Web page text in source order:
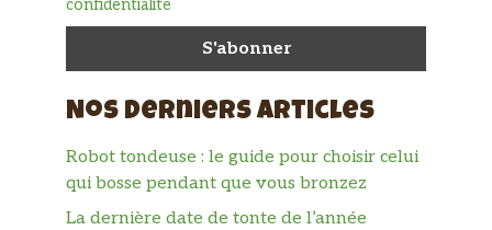
confidentialité
Nos derniers articles
Robot tondeuse : le guide pour choisir celui
qui bosse pendant que vous bronzez
La dernière date de tonte de l’année